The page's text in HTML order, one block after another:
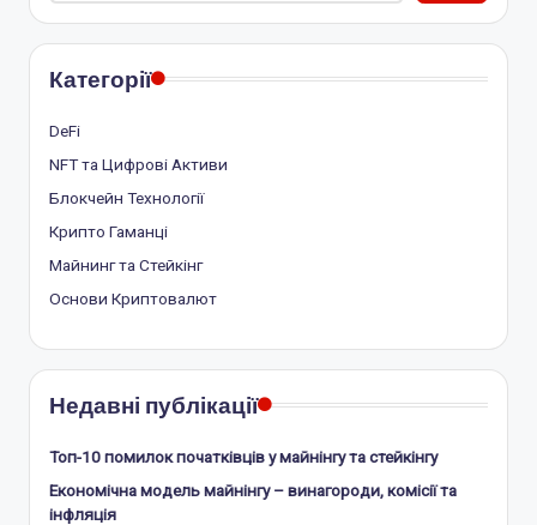
Категорії
DeFi
NFT та Цифрові Активи
Блокчейн Технології
Крипто Гаманці
Майнинг та Стейкінг
Основи Криптовалют
Недавні публікації
Топ-10 помилок початківців у майнінгу та стейкінгу
Економічна модель майнінгу – винагороди, комісії та
інфляція